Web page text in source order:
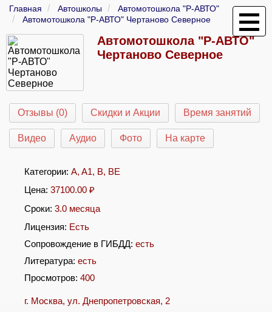
Главная Автошколы
Автомотошкола "Р-АВТО"
Автомотошкола "Р-АВТО" Чертаново Северное
Автомотошкола "Р-АВТО"
Чертаново Северное
Отзывы (0) Скидки и Акции Время занятий
Видео Аудио Фото На карте
Категории: A, A1, B, BE
Цена: 37100.00 ₽
Сроки: 3.0 месяца
Лицензия: Есть
Сопровождение в ГИБДД: есть
Литература: есть
Просмотров: 400
г. Москва, ул. Днепропетровская, 2